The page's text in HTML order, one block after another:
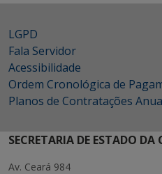
LGPD
Fala Servidor
Acessibilidade
Ordem Cronológica de
Planos de Contratações
SECRETARIA DE ESTADO
Av. Ceará 984